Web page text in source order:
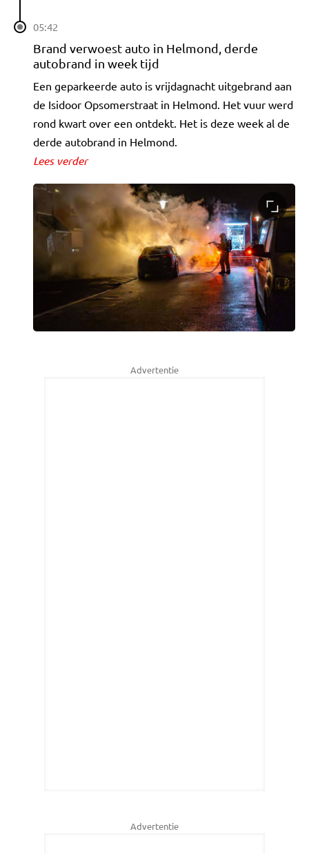
05:42
Brand verwoest auto in Helmond, derde
autobrand in week tijd
Een geparkeerde auto is vrijdagnacht uitgebrand aan
de Isidoor Opsomerstraat in Helmond. Het vuur werd
rond kwart over een ontdekt. Het is deze week al de
derde autobrand in Helmond.
Lees verder
Advertentie
Advertentie